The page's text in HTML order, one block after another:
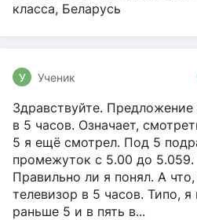
класса, Беларусь
У Ученик
Здравствуйте.
в 5 часов. Означает,
5 я ещё смотрел. Под 5
промежуток с 5.00 до 5.059.
Правильно ли я понял. А
телевизор в 5 часов. Типо, я
раньше 5 и в пять в...